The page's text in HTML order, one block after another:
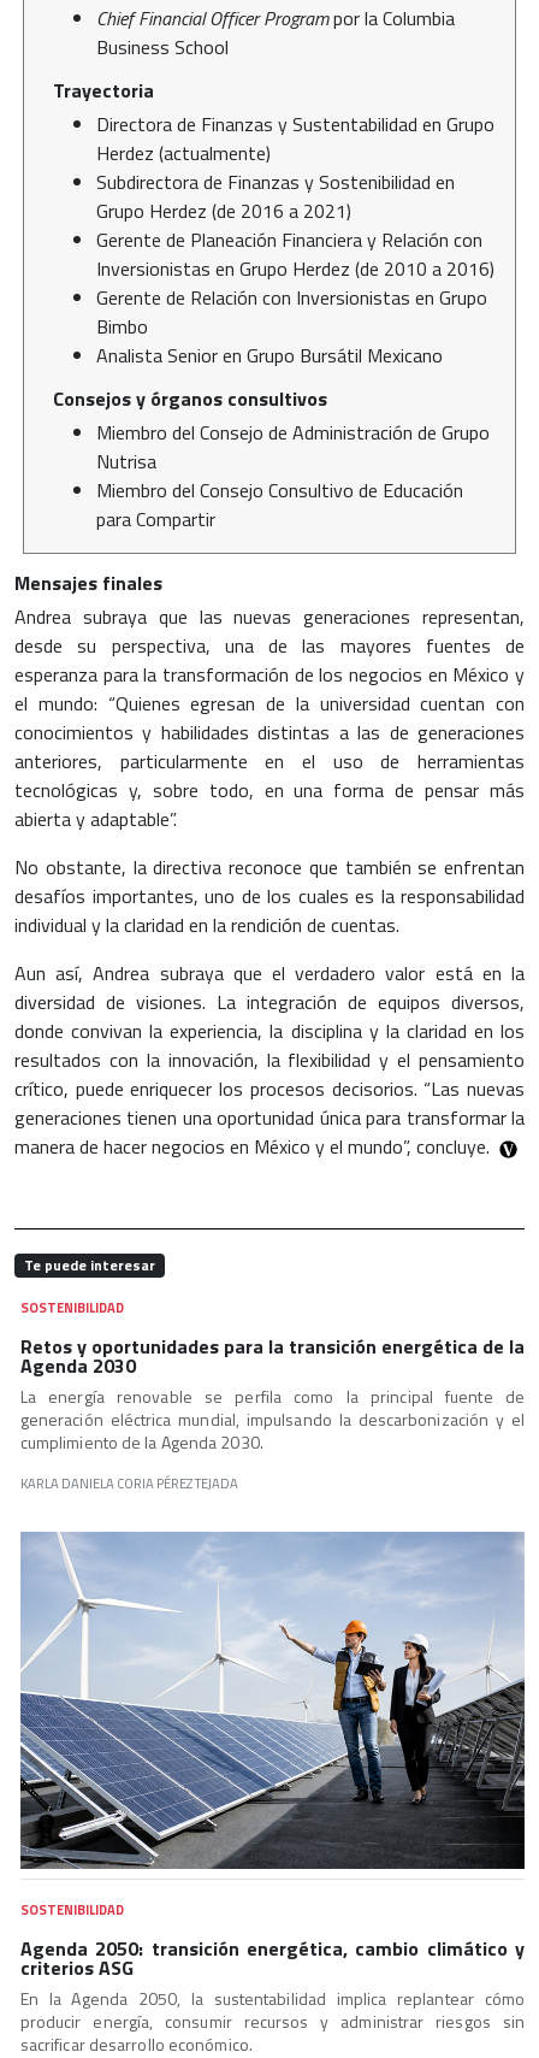
Chief Financial Officer Programpor la Columbia
Business School
Trayectoria
Directora de Finanzas y Sustentabilidad en Grupo
Herdez (actualmente)
Subdirectora de Finanzas y Sostenibilidad en
Grupo Herdez (de 2016 a 2021)
Gerente de Planeación Financiera y Relación con
Inversionistas en Grupo Herdez (de 2010 a 2016)
Gerente de Relación con Inversionistas en Grupo
Bimbo
Analista Senior en Grupo Bursátil Mexicano
Consejos y órganos consultivos
Miembro del Consejo de Administración de Grupo
Nutrisa
Miembro del Consejo Consultivo de Educación
para Compartir
Mensajes finales
Andrea subraya que las nuevas generaciones representan,
desde su perspectiva, una de las mayores fuentes de
esperanza para la transformación de los negocios en México y
el mundo: “Quienes egresan de la universidad cuentan con
conocimientos y habilidades distintas a las de generaciones
anteriores, particularmente en el uso de herramientas
tecnológicas y, sobre todo, en una forma de pensar más
abierta y adaptable”.
No obstante, la directiva reconoce que también se enfrentan
desafíos importantes, uno de los cuales es la responsabilidad
individual y la claridad en la rendición de cuentas.
Aun así, Andrea subraya que el verdadero valor está en la
diversidad de visiones. La integración de equipos diversos,
donde convivan la experiencia, la disciplina y la claridad en los
resultados con la innovación, la flexibilidad y el pensamiento
crítico, puede enriquecer los procesos decisorios. “Las nuevas
generaciones tienen una oportunidad única para transformar la
manera de hacer negocios en México y el mundo”, concluye.
Te puede interesar
SOSTENIBILIDAD
Retos y oportunidades para la transición energética de la
Agenda 2030
La energía renovable se perfila como la principal fuente de
generación eléctrica mundial, impulsando la descarbonización y el
cumplimiento de la Agenda 2030.
KARLA DANIELA CORIA PÉREZ TEJADA
SOSTENIBILIDAD
Agenda 2050: transición energética, cambio climático y
criterios ASG
En la Agenda 2050, la sustentabilidad implica replantear cómo
producir energía, consumir recursos y administrar riesgos sin
sacrificar desarrollo económico.